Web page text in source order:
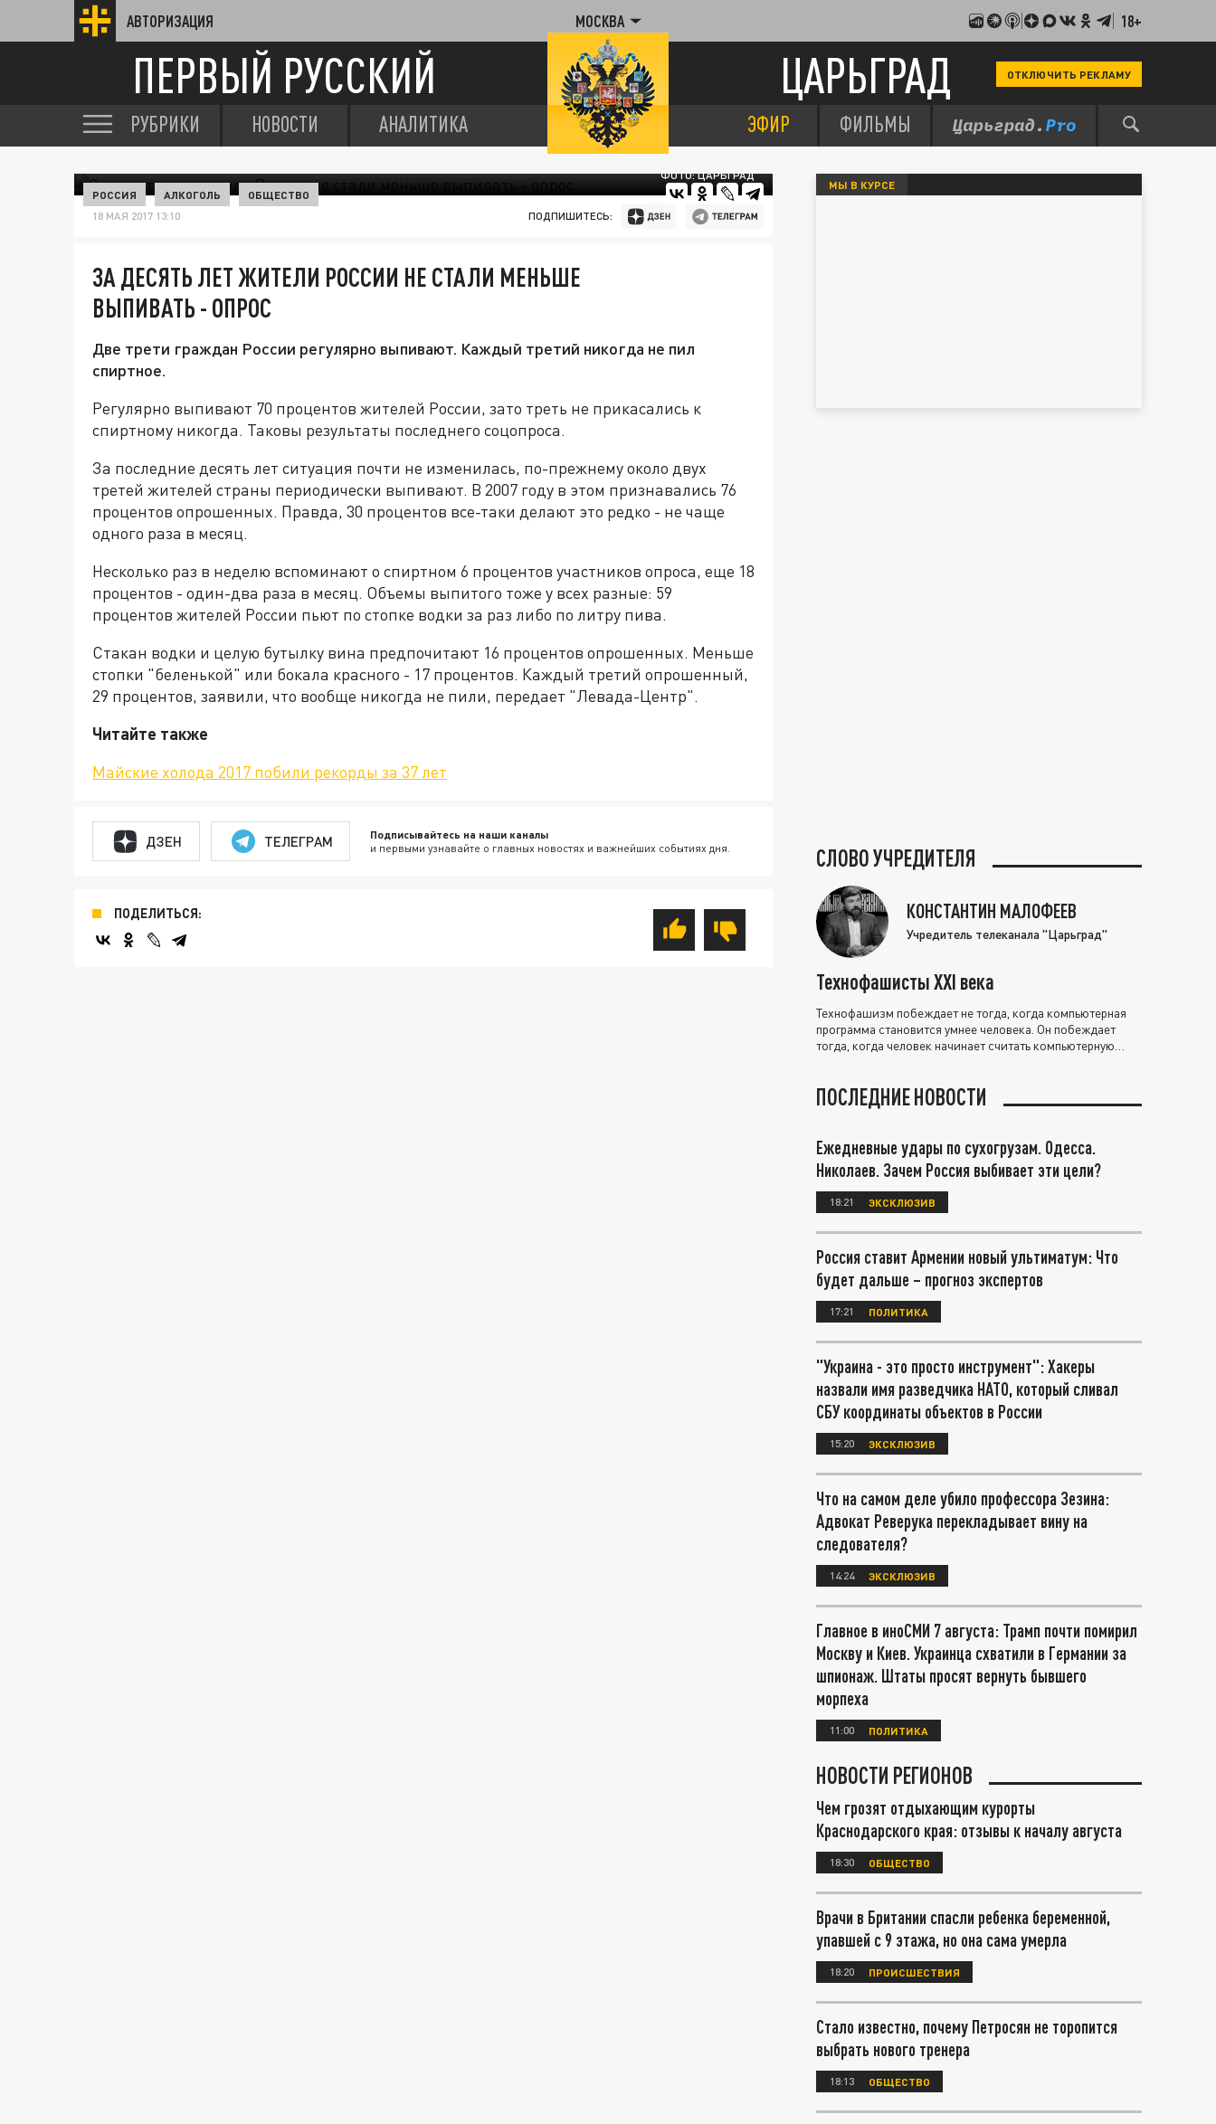
АВТОРИЗАЦИЯ МОСКВА 18+
ПЕРВЫЙ РУССКИЙ ЦАРЬГРАД ОТКЛЮЧИТЬ РЕКЛАМУ
РУБРИКИ НОВОСТИ АНАЛИТИКА ЭФИР ФИЛЬМЫ
ФОТО: ЦАРЬГРАД
РОССИЯ АЛКОГОЛЬ ОБЩЕСТВО
18 МАЯ 2017 13:10 ПОДПИШИТЕСЬ:
ЗА ДЕСЯТЬ ЛЕТ ЖИТЕЛИ РОССИИ НЕ СТАЛИ МЕНЬШЕ
ВЫПИВАТЬ - ОПРОС
Две трети граждан России регулярно выпивают. Каждый третий никогда не пил
спиртное.
Регулярно выпивают 70 процентов жителей России, зато треть не прикасались к
спиртному никогда. Таковы результаты последнего соцопроса.
За последние десять лет ситуация почти не изменилась, по-прежнему около двух
третей жителей страны периодически выпивают. В 2007 году в этом признавались 76
процентов опрошенных. Правда, 30 процентов все-таки делают это редко - не чаще
одного раза в месяц.
Несколько раз в неделю вспоминают о спиртном 6 процентов участников опроса, еще 18
процентов - один-два раза в месяц. Объемы выпитого тоже у всех разные: 59
процентов жителей России пьют по стопке водки за раз либо по литру пива.
Стакан водки и целую бутылку вина предпочитают 16 процентов опрошенных. Меньше
стопки "беленькой" или бокала красного - 17 процентов. Каждый третий опрошенный,
29 процентов, заявили, что вообще никогда не пили, передает "Левада-Центр".
Читайте также
Майские холода 2017 побили рекорды за 37 лет
ДЗЕН ТЕЛЕГРАМ Подписывайтесь на наши каналы
и первыми узнавайте о главных новостях и важнейших событиях дня.
ПОДЕЛИТЬСЯ:
МЫ В КУРСЕ
СЛОВО УЧРЕДИТЕЛЯ
КОНСТАНТИН МАЛОФЕЕВ
Учредитель телеканала "Царьград"
Технофашисты XXI века
Технофашизм побеждает не тогда, когда компьютерная
программа становится умнее человека. Он побеждает
тогда, когда человек начинает считать компьютерную
ПОСЛЕДНИЕ НОВОСТИ
Ежедневные удары по сухогрузам. Одесса.
Николаев. Зачем Россия выбивает эти цели?
18:21 ЭКСКЛЮЗИВ
Россия ставит Армении новый ультиматум: Что
будет дальше – прогноз экспертов
17:21 ПОЛИТИКА
"Украина - это просто инструмент": Хакеры
назвали имя разведчика НАТО, который сливал
СБУ координаты объектов в России
15:20 ЭКСКЛЮЗИВ
Что на самом деле убило профессора Зезина:
Адвокат Реверука перекладывает вину на
следователя?
14:24 ЭКСКЛЮЗИВ
Главное в иноСМИ 7 августа: Трамп почти помирил
Москву и Киев. Украинца схватили в Германии за
шпионаж. Штаты просят вернуть бывшего
морпеха
11:00 ПОЛИТИКА
НОВОСТИ РЕГИОНОВ
Чем грозят отдыхающим курорты
Краснодарского края: отзывы к началу августа
18:30 ОБЩЕСТВО
Врачи в Британии спасли ребенка беременной,
упавшей с 9 этажа, но она сама умерла
18:20 ПРОИСШЕСТВИЯ
Стало известно, почему Петросян не торопится
выбрать нового тренера
18:13 ОБЩЕСТВО